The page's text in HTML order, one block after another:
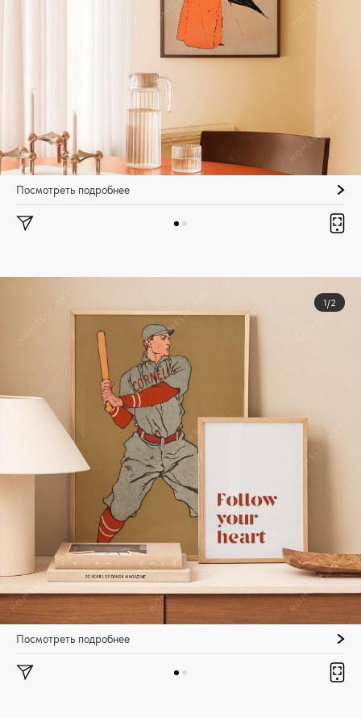
Посмотреть подробнее
1/2
Посмотреть подробнее